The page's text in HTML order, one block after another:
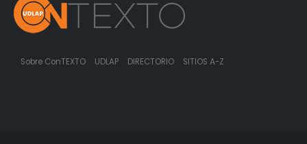
Sobre ConTEXTO UDLAP DIRECTORIO SITIOS A-Z